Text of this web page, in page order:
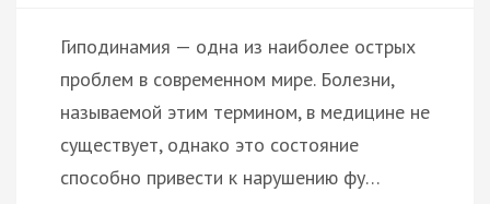
Гиподинамия — одна из наиболее острых
проблем в современном мире. Болезни,
называемой этим термином, в медицине не
существует, однако это состояние
способно привести к нарушению фу…